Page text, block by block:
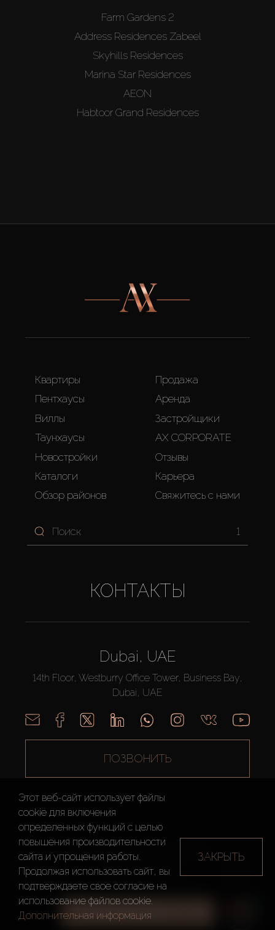
ВСЕ ФИЛЬТРЫ
Farm Gardens 2
Address Residences Zabeel
Skyhills Residences
Marina Star Residences
AEON
Habtoor Grand Residences
Квартиры
Пентхаусы
Виллы
Таунхаусы
Новостройки
Каталоги
Обзор районов
Продажа
Аренда
Застройщики
AX CORPORATE
Отзывы
Карьера
Свяжитесь с нами
1
КОНТАКТЫ
Dubai, UAE
14th Floor, Westburry Office Tower, Business Bay,
Dubai, UAE
ПОЗВОНИТЬ
AX CAPITAL ©2026 Все Права Защищены
Условия
использования
конфиденциальности
сайта
Этот веб-сайт использует файлы
cookie для включения
определенных функций c целью
повышения производительности
сайта и упрощения работы.
Продолжая использовать сайт, вы
подтверждаете свое согласие на
использование файлов cookie.
Дополнительная информация
ЗАКРЫТЬ